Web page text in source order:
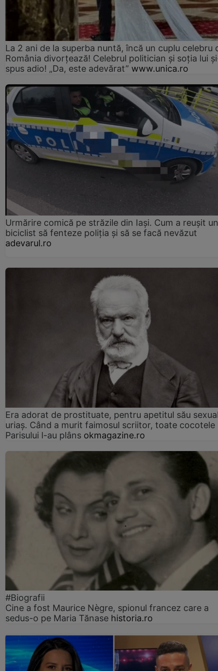
La 2 ani de la superba nuntă, încă un cuplu celebru
România divorțează! Celebrul politician și soția lui
spus adio! „Da, este adevărat” www.unica.ro
Urmărire comică pe străzile din Iași. Cum a reușit un
biciclist să fenteze poliția și să se facă nevăzut
adevarul.ro
Era adorat de prostituate, pentru apetitul său
uriaș. Când a murit faimosul scriitor, toate cocotele
Parisului l-au plâns okmagazine.ro
#Biografii
Cine a fost Maurice Nègre, spionul francez care a
sedus-o pe Maria Tănase historia.ro